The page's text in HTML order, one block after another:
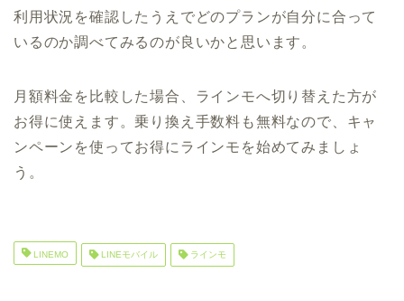
利用状況を確認したうえでどのプランが自分に合って
いるのか調べてみるのが良いかと思います。
月額料金を比較した場合、ラインモへ切り替えた方が
お得に使えます。乗り換え手数料も無料なので、キャ
ンペーンを使ってお得にラインモを始めてみましょ
う。
LINEMO LINEモバイル ラインモ